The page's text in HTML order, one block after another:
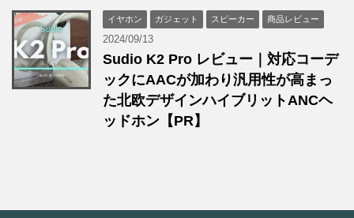
イヤホン ガジェット スピーカー 商品レビュー
2024/09/13
Sudio K2 Pro レビュー｜対応コーデ
ックにAACが加わり汎用性が高まっ
た北欧デザインハイブリットANCヘ
ッドホン【PR】